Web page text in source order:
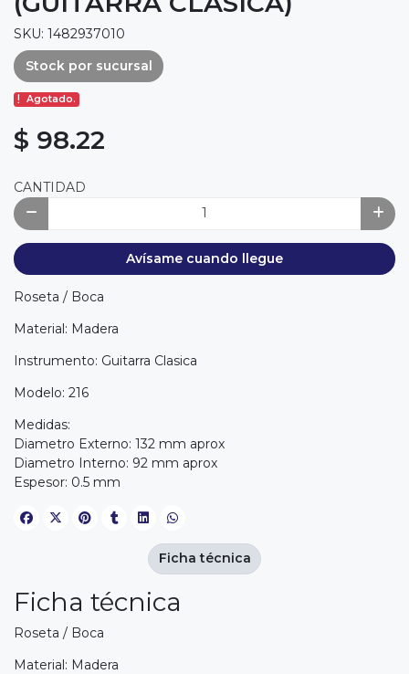
SKU: 1482937010
Stock por sucursal
Agotado.
$ 98.22
CANTIDAD
Avísame cuando llegue
Roseta / Boca
Material: Madera
Instrumento: Guitarra Clasica
Modelo: 216
Medidas:
Diametro Externo: 132 mm aprox
Diametro Interno: 92 mm aprox
Espesor: 0.5 mm
Ficha técnica
Roseta / Boca
Material: Madera
Ficha técnica